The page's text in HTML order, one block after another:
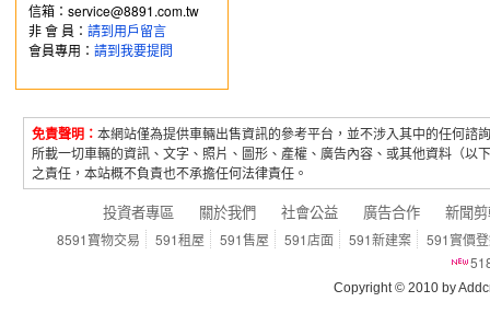
信箱：service@8891.com.tw
非 會 員： 請到用戶留言
會員專用： 請到我要提問
免責聲明： 本網站僅為提供車輛出售資訊的參考平台，並不涉入其中的任何
所載一切車輛的資訊、文字、照片、圖形、產權、廣告內容、或其他資料（
之責任，本站概不負責也不承擔任何法律責任。
投資者專區 關於我們 社會公益 廣告合作 新聞
8591寶物交易 591租屋 591售屋 591店面 591新建案
591實價
Copyright © 2010 by